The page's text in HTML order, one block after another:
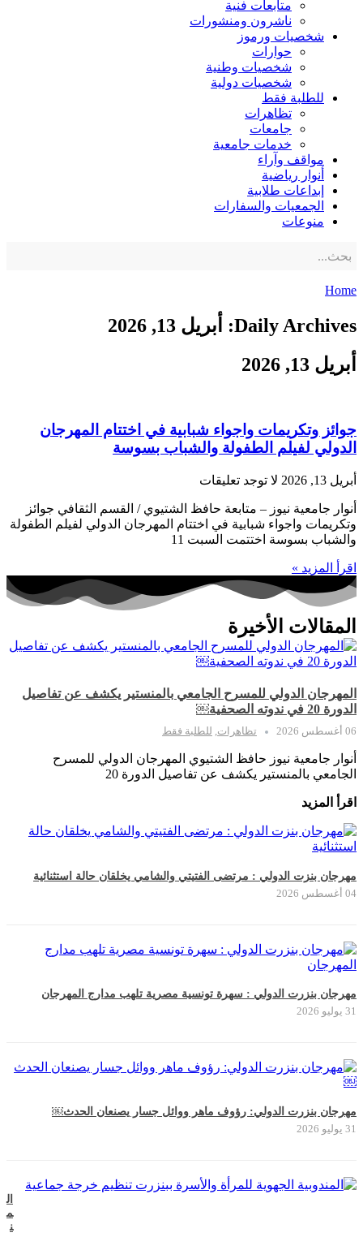
متابعات فنية
ناشرون ومنشورات
شخصيات ورموز
حوارات
شخصيات وطنية
شخصيات دولية
للطلبة فقط
تظاهرات
جامعات
خدمات جامعية
مواقف وآراء
أنوار رياضية
إبداعات طلابية
الجمعيات والسفارات
منوعات
Home
Daily Archives: أبريل 13, 2026
أبريل 13, 2026
جوائز وتكريمات واجواء شبابية في اختتام المهرجان
الدولي لفيلم الطفولة والشباب بسوسة
أبريل 13, 2026 لا توجد تعليقات
أنوار جامعية نيوز – متابعة حافظ الشتيوي / القسم الثقافي جوائز
وتكريمات واجواء شبابية في اختتام المهرجان الدولي لفيلم الطفولة
والشباب بسوسة اختتمت السبت 11
اقرأ المزيد »
المقالات الأخيرة
المهرجان الدولي للمسرح الجامعي بالمنستير يكشف عن تفاصيل
الدورة 20 في ندوته الصحفية￼
06 أغسطس 2026 تظاهرات, للطلبة فقط
أنوار جامعية نيوز حافظ الشتيوي المهرجان الدولي للمسرح
الجامعي بالمنستير يكشف عن تفاصيل الدورة 20
اقرأ المزيد
مهرجان بنزت الدولي : مرتضى الفتيتي والشامي يخلقان حالة استثنائية
04 أغسطس 2026
مهرجان بنزرت الدولي : سهرة تونسية مصرية تلهب مدارج المهرجان
31 يوليو 2026
مهرجان بنزرت الدولي: رؤوف ماهر ووائل جسار يصنعان الحدث￼
31 يوليو 2026
ال
م
ن